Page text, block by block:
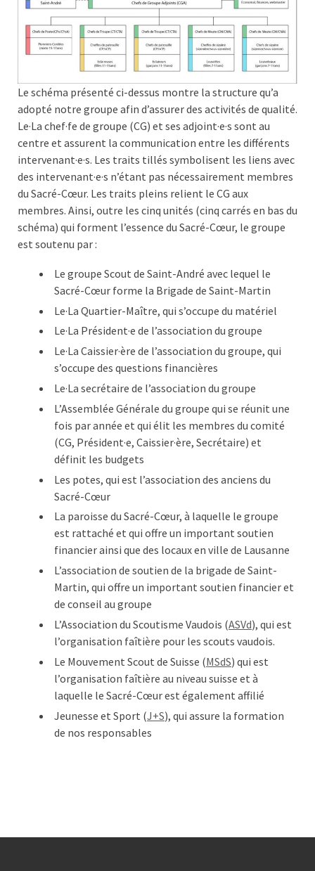
Le schéma présenté ci-dessus montre la structure qu’a
adopté notre groupe afin d’assurer des activités de qualité.
Le·La chef·fe de groupe (CG) et ses adjoint·e·s sont au
centre et assurent la communication entre les différents
intervenant·e·s. Les traits tillés symbolisent les liens avec
des intervenant·e·s n’étant pas nécessairement membres
du Sacré-Cœur. Les traits pleins relient le CG aux
membres. Ainsi, outre les cinq unités (cinq carrés en bas du
schéma) qui forment l’essence du Sacré-Cœur, le groupe
est soutenu par :
Le groupe Scout de Saint-André avec lequel le
Sacré-Cœur forme la Brigade de Saint-Martin
Le·La Quartier-Maître, qui s’occupe du matériel
Le·La Président·e de l’association du groupe
Le·La Caissier·ère de l’association du groupe, qui
s’occupe des questions financières
Le·La secrétaire de l’association du groupe
L’Assemblée Générale du groupe qui se réunit une
fois par année et qui élit les membres du comité
(CG, Président·e, Caissier·ère, Secrétaire) et
définit les budgets
Les potes, qui est l’association des anciens du
Sacré-Cœur
La paroisse du Sacré-Cœur, à laquelle le groupe
est rattaché et qui offre un important soutien
financier ainsi que des locaux en ville de Lausanne
L’association de soutien de la brigade de Saint-
Martin, qui offre un important soutien financier et
de conseil au groupe
L’Association du Scoutisme Vaudois (ASVd), qui est
l’organisation faîtière pour les scouts vaudois.
Le Mouvement Scout de Suisse (MSdS) qui est
l’organisation faîtière au niveau suisse et à
laquelle le Sacré-Cœur est également affilié
Jeunesse et Sport (J+S), qui assure la formation
de nos responsables